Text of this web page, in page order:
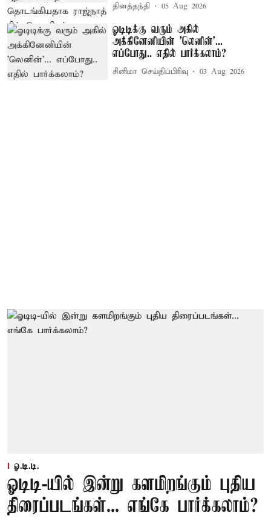
தினத்தந்தி 05 Aug 2026
ஓடிடிக்கு வரும் அகில்
அக்கினேனியின் 'லெனின்'...
எப்போது.. எதில் பார்க்கலாம்?
சினிமா செய்திப்பிரிவு 03 Aug 2026
ஓ.டி.டி.
ஓடிடி-யில் இன்று களமிறங்கும் புதிய
திரைப்படங்கள்... எங்கே பார்க்கலாம்?